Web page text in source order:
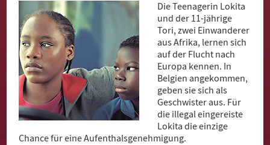
Hoş geldiniz
Akwaaba
Die Teenagerin Lokita
und der 11-jährige
Tori, zwei Einwanderer
aus Afrika, lernen sich
auf der Flucht nach
Europa kennen. In
Belgien angekommen,
geben sie sich als
Geschwister aus. Für
die illegal eingereiste
Lokita die einzige
Chance für eine Aufenthalsgenehmigung.